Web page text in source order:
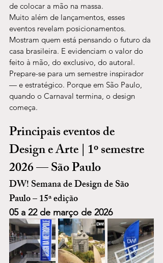
de colocar a mão na massa.
Muito além de lançamentos, esses
eventos revelam posicionamentos.
Mostram quem está pensando o futuro da
casa brasileira. E evidenciam o valor do
feito à mão, do exclusivo, do autoral.
Prepare-se para um semestre inspirador
— e estratégico. Porque em São Paulo,
quando o Carnaval termina, o design
começa.
Principais eventos de
Design e Arte | 1º semestre
2026 — São Paulo
DW! Semana de Design de São
Paulo – 15ª edição
05 a 22 de março de 2026